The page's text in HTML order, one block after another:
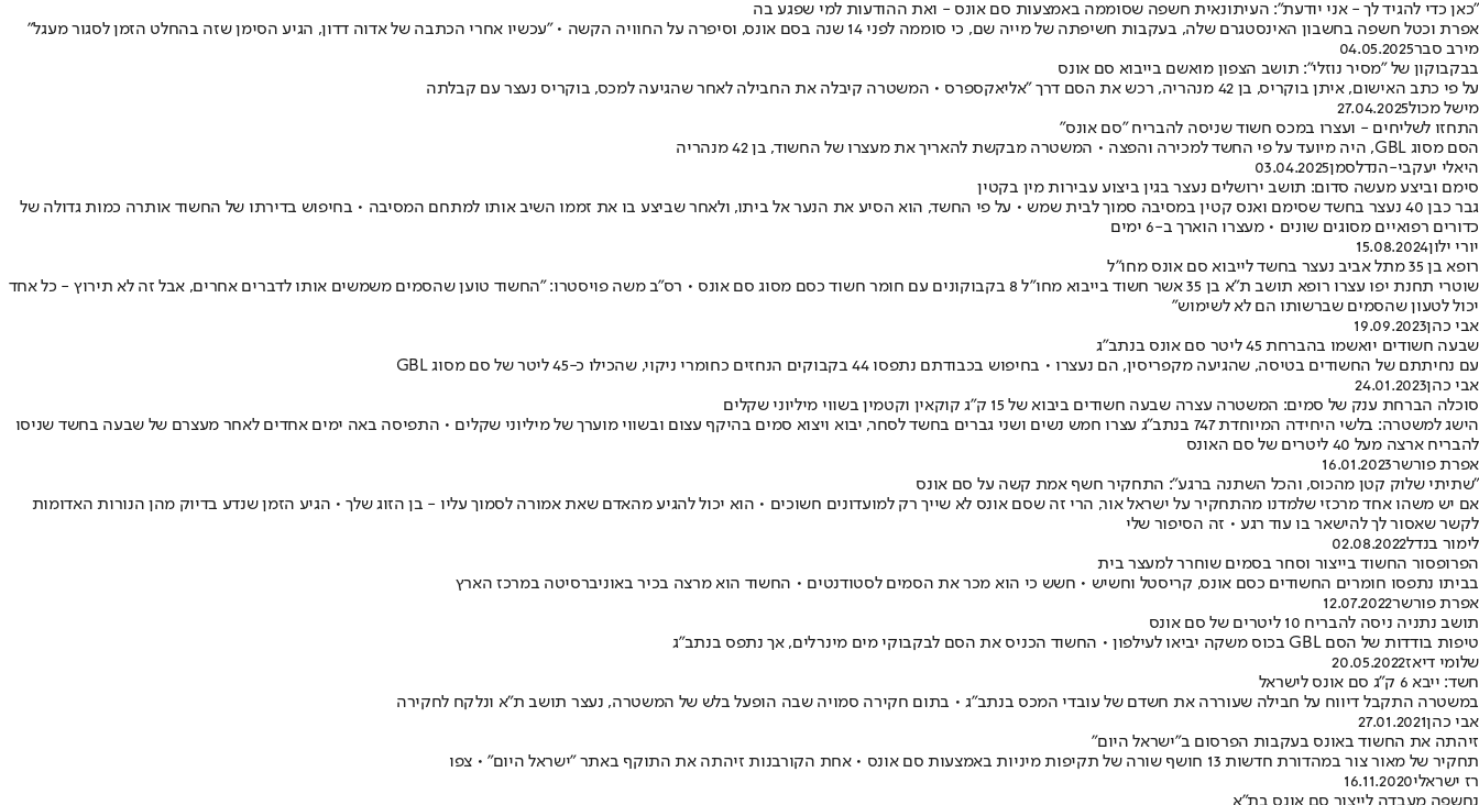
"כאן כדי להגיד לך - אני יודעת": העיתונאית חשפה שסוממה באמצעות סם אונס - ואת ההודעות למי שפגע בה
אפרת וכטל חשפה בחשבון האינסטגרם שלה, בעקבות חשיפתה של מייה שם, כי סוממה לפני 14 שנה בסם אונס, וסיפרה על החוויה הקשה • "עכשיו אחרי הכתבה של אדוה דדון, הגיע הסימן שזה בהחלט הזמן לסגור מעגל"
מירב סבר04.05.2025
בבקבוקון של "מסיר נוזלי": תושב הצפון מואשם בייבוא סם אונס
על פי כתב האישום, איתן בוקריס, בן 42 מנהריה, רכש את הסם דרך "אליאקספרס • המשטרה קיבלה את החבילה לאחר שהגיעה למכס, בוקריס נעצר עם קבלתה
מישל מכול27.04.2025
התחזו לשליחים - ועצרו במכס חשוד שניסה להבריח "סם אונס"
הסם מסוג GBL, היה מיועד על פי החשד למכירה והפצה • המשטרה מבקשת להאריך את מעצרו של החשוד, בן 42 מנהריה
היאלי יעקבי-הנדלסמן03.04.2025
סימם וביצע מעשה סדום: תושב ירושלים נעצר בגין ביצוע עבירות מין בקטין
גבר כבן 40 נעצר בחשד שסימם ואנס קטין במסיבה סמוך לבית שמש • על פי החשד, הוא הסיע את הנער אל ביתו, ולאחר שביצע בו את זממו השיב אותו למתחם המסיבה • בחיפוש בדירתו של החשוד אותרה כמות גדולה של
כדורים רפואיים מסוגים שונים • מעצרו הוארך ב-6 ימים
יורי ילון15.08.2024
רופא בן 35 מתל אביב נעצר בחשד לייבוא סם אונס מחו"ל
שוטרי תחנת יפו עצרו רופא תושב ת"א בן 35 אשר חשוד בייבוא מחו"ל 8 בקבוקונים עם חומר חשוד כסם מסוג סם אונס • רס"ב משה פויסטרו: "החשוד טוען שהסמים משמשים אותו לדברים אחרים, אבל זה לא תירוץ - כל אחד
יכול לטעון שהסמים שברשותו הם לא לשימוש"
אבי כהן19.09.2023
שבעה חשודים יואשמו בהברחת 45 ליטר סם אונס בנתב"ג
עם נחיתתם של החשודים בטיסה, שהגיעה מקפריסין, הם נעצרו • בחיפוש בכבודתם נתפסו 44 בקבוקים הנחזים כחומרי ניקוי, שהכילו כ-45 ליטר של סם מסוג GBL
אבי כהן24.01.2023
סוכלה הברחת ענק של סמים: המשטרה עצרה שבעה חשודים ביבוא של 15 ק"ג קוקאין וקטמין בשווי מיליוני שקלים
הישג למשטרה: בלשי היחידה המיוחדת 747 בנתב"ג עצרו חמש נשים ושני גברים בחשד לסחר, יבוא ויצוא סמים בהיקף עצום ובשווי מוערך של מיליוני שקלים • התפיסה באה ימים אחדים לאחר מעצרם של שבעה בחשד שניסו
להבריח ארצה מעל 40 ליטרים של סם האונס
אפרת פורשר16.01.2023
"שתיתי שלוק קטן מהכוס, והכל השתנה ברגע": התחקיר חשף אמת קשה על סם אונס
אם יש משהו אחד מרכזי שלמדנו מהתחקיר על ישראל אור, הרי זה שסם אונס לא שייך רק למועדונים חשוכים • הוא יכול להגיע מהאדם שאת אמורה לסמוך עליו - בן הזוג שלך • הגיע הזמן שנדע בדיוק מהן הנורות האדומות
לקשר שאסור לך להישאר בו עוד רגע • זה הסיפור שלי
לימור בנדל02.08.2022
הפרופסור החשוד בייצור וסחר בסמים שוחרר למעצר בית
בביתו נתפסו חומרים החשודים כסם אונס, קריסטל וחשיש • חשש כי הוא מכר את הסמים לסטודנטים • החשוד הוא מרצה בכיר באוניברסיטה במרכז הארץ
אפרת פורשר12.07.2022
תושב נתניה ניסה להבריח 10 ליטרים של סם אונס
טיפות בודדות של הסם GBL בכוס משקה יביאו לעילפון • החשוד הכניס את הסם לבקבוקי מים מינרלים, אך נתפס בנתב"ג
שלומי דיאז20.05.2022
חשד: ייבא 6 ק"ג סם אונס לישראל
במשטרה התקבל דיווח על חבילה שעוררה את חשדם של עובדי המכס בנתב"ג • בתום חקירה סמויה שבה הופעל בלש של המשטרה, נעצר תושב ת"א ונלקח לחקירה
אבי כהן27.01.2021
זיהתה את החשוד באונס בעקבות הפרסום ב"ישראל היום"
תחקיר של מאור צור במהדורת חדשות 13 חושף שורה של תקיפות מיניות באמצעות סם אונס • אחת הקורבנות זיהתה את התוקף באתר "ישראל היום" • צפו
רז ישראלי16.11.2020